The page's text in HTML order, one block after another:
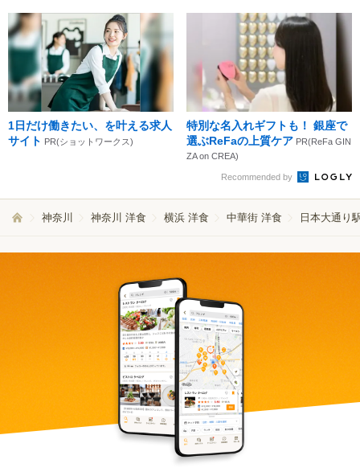
1日だけ働きたい、を叶える求人
サイト PR(ショットワークス)
特別な名入れギフトも！ 銀座で
選ぶReFaの上質ケア PR(ReFa GIN
ZA on CREA)
Recommended by
神奈川 神奈川 洋食 横浜 洋食 中華街 洋食 日本大通り